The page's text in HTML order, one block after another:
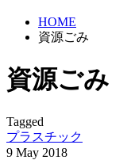
HOME
資源ごみ
資源ごみ
Tagged
プラスチック
9 May 2018